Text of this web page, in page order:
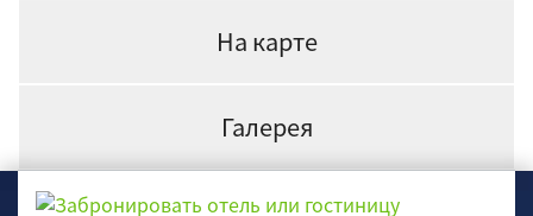
На карте
Галерея